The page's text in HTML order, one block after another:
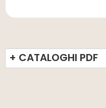
+ CATALOGHI PDF